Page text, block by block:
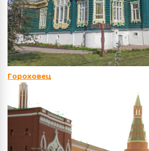
Гороховец